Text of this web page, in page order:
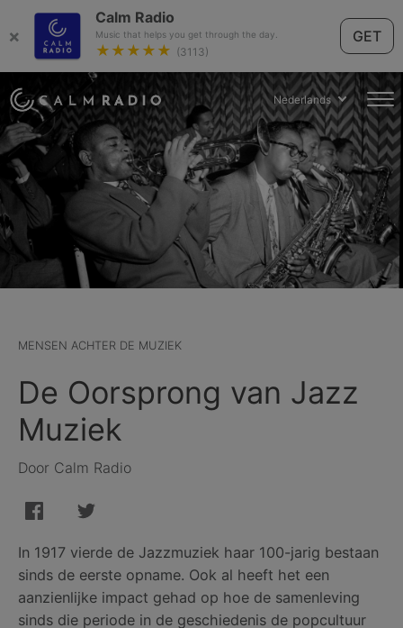
×
Calm Radio
Music that helps you get through the day.
★★★★★ (3113)
GET
Nederlands
MENSEN ACHTER DE MUZIEK
De Oorsprong van Jazz
Muziek
Door Calm Radio
In 1917 vierde de Jazzmuziek haar 100-jarig bestaan
sinds de eerste opname. Ook al heeft het een
aanzienlijke impact gehad op hoe de samenleving
sinds die periode in de geschiedenis de popcultuur